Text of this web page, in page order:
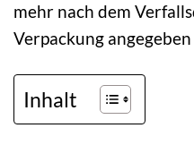
mehr nach dem
Verpackung angegeben
Inhalt